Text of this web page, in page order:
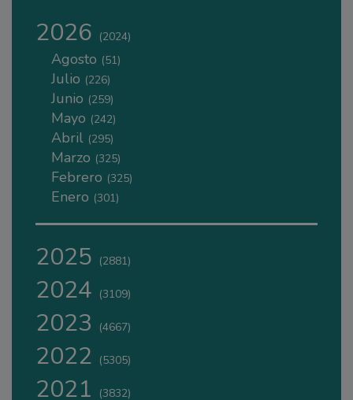
2026 (2024)
Agosto (51)
Julio (226)
Junio (259)
Mayo (242)
Abril (295)
Marzo (325)
Febrero (325)
Enero (301)
2025 (2881)
2024 (3109)
2023 (4667)
2022 (5305)
2021 (3832)